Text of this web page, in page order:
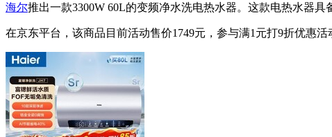
海尔推出一款3300W 60L的变频净水洗电热水器。这款电热水器
在京东平台，该商品目前活动售价1749元，参与满1元打9折优惠活